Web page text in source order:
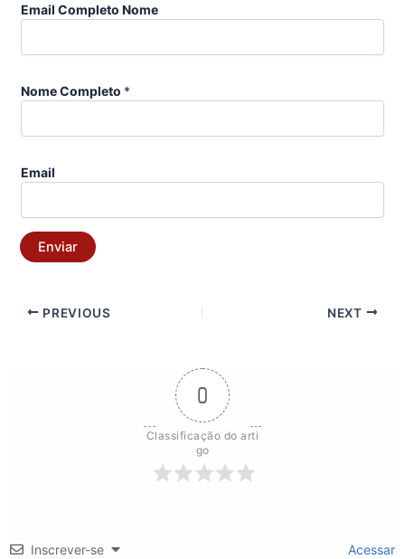
Email Completo Nome
Nome Completo *
Email
Enviar
PREVIOUS NEXT
0
Classificação do arti
go
Inscrever-se Acessar